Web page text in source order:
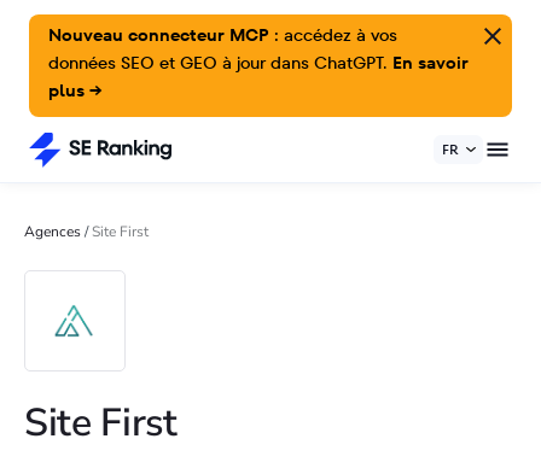
Nouveau connecteur MCP : accédez à vos
données SEO et GEO à jour dans ChatGPT. En savoir
plus →
FR
Agences/Site First
Site First